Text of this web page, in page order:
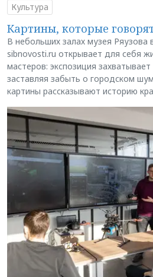
Культура
Картины, которые
В небольших залах музея Ряузова
sibnovosti.ru открывает для себя
мастеров: экспозиция
заставляя забыть о городском
картины рассказывают историю